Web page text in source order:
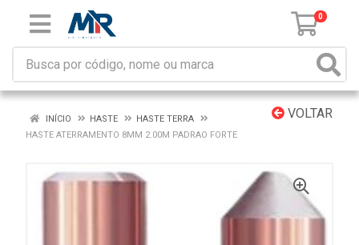
0
VOLTAR
INÍCIO HASTE
HASTE TERRA
HASTE ATERRAMENTO 8MM 2.00M PADRAO FORTE